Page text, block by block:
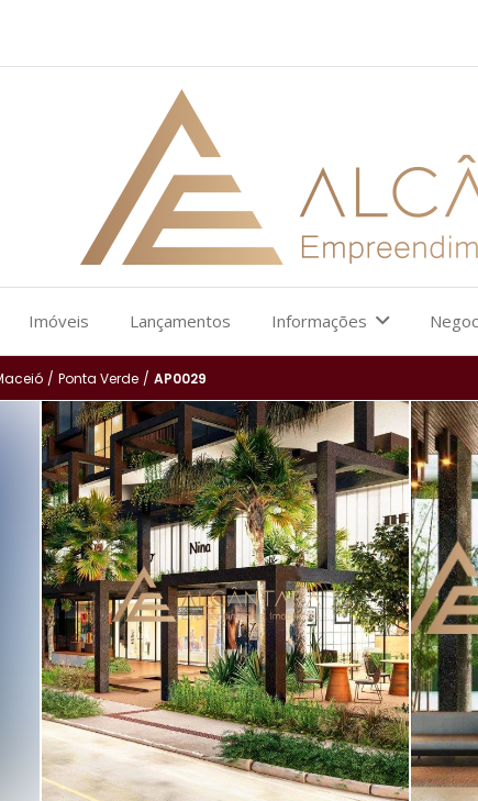
Imóveis Lançamentos Informações
/ Ponta Verde / AP0029